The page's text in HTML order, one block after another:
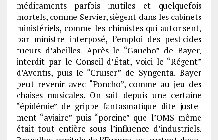
médi­ca­ments parfois inutiles et quelque­fois
mortels, comme Servier, siègent dans les cabi­nets
minis­té­riels, comme les chimistes qui auto­risent,
par ministre inter­posé, l’em­ploi des pesti­cides
tueurs d’abeilles. Après le “Gaucho” de Bayer,
inter­dit par le Conseil d’État, voici le “Régent”
d’Aven­tis, puis le “Crui­ser” de Syngenta. Bayer
peut reve­nir avec “Poncho”, comme au jeu des
chaises musi­cales. On sait depuis une certaine
“épidé­mie” de grippe fantas­ma­tique dite juste­
ment “aviaire” puis “porcine” que l’OMS même
était tout entière sous l’in­fluence d’in­dus­triels.